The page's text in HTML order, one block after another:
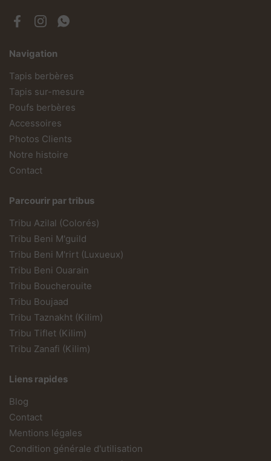
FacebookInstagramWhatsApp
Navigation
Tapis berbères
Tapis sur-mesure
Poufs berbères
Accessoires
Photos Clients
Notre histoire
Contact
Parcourir par tribus
Tribu Azilal (Colorés)
Tribu Beni M'guild
Tribu Beni M'rirt (Luxueux)
Tribu Beni Ouarain
Tribu Boucherouite
Tribu Boujaad
Tribu Taznakht (Kilim)
Tribu Tiflet (Kilim)
Tribu Zanafi (Kilim)
Liens rapides
Blog
Contact
Mentions légales
Condition générale d'utilisation